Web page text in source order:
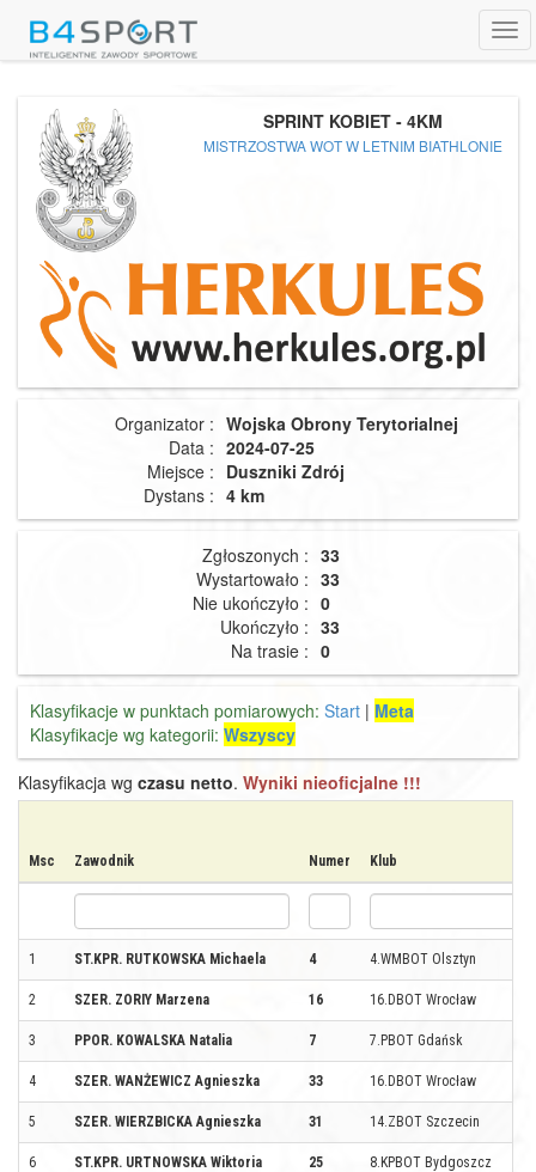
SPRINT KOBIET - 4KM
MISTRZOSTWA WOT W LETNIM BIATHLONIE
Organizator : Wojska Obrony Terytorialnej
Data : 2024-07-25
Miejsce : Duszniki Zdrój
Dystans : 4 km
Zgłoszonych : 33
Wystartowało : 33
Nie ukończyło : 0
Ukończyło : 33
Na trasie : 0
Klasyfikacje w punktach pomiarowych: Start | Meta
Klasyfikacje wg kategorii: Wszyscy
Klasyfikacja wg czasu netto. Wyniki nieoficjalne !!!
Msc Zawodnik Numer Klub
1 ST.KPR. RUTKOWSKA Michaela 4 4.WMBOT Olsztyn
2 SZER. ZORIY Marzena 16 16.DBOT Wrocław
3 PPOR. KOWALSKA Natalia 7 7.PBOT Gdańsk
4 SZER. WANŻEWICZ Agnieszka 33 16.DBOT Wrocław
5 SZER. WIERZBICKA Agnieszka 31 14.ZBOT Szczecin
6 ST.KPR. URTNOWSKA Wiktoria 25 8.KPBOT Bydgoszcz